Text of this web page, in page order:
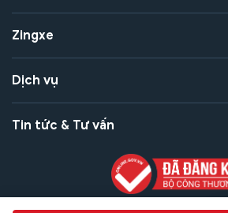
Zingxe
Dịch vụ
Tin tức & Tư vấn